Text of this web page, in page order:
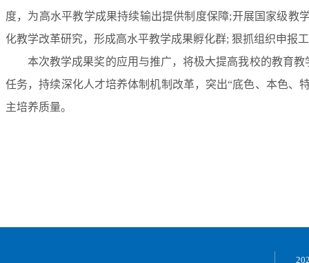
度，为高水平教学成果持续输出提供制度保障;开展国家级教
化教学改革研究，形成高水平教学成果孵化群; 狠抓组织申报
本次教学成果奖的应用与推广，将极大提高我校的教育
任务，持续深化人才培养体制机制改革，突出“底色、本色、
主培养质量。